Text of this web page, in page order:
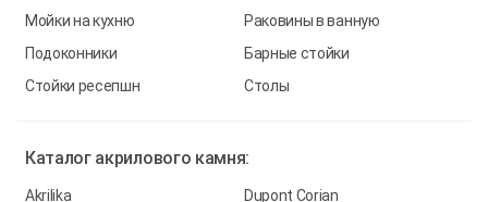
Мойки на кухню
Раковины в ванную
Подоконники
Барные стойки
Стойки ресепшн
Столы
Каталог акрилового камня:
Akrilika
Dupont Corian